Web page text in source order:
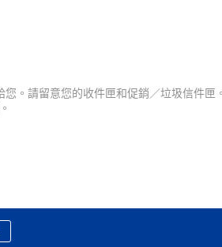
。請留意您的收件匣和促銷／垃圾信件匣